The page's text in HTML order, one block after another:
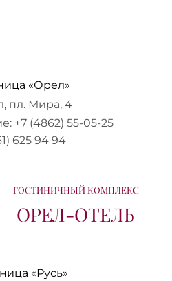
«Орел»
пл. Мира, 4
+7 (4862) 55-05-25
625 94 94
ГОСТИНИЧНЫЙ КОМПЛЕКС
ОРЕЛ-ОТЕЛЬ
«Русь»